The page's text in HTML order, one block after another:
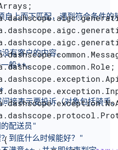
上而下匹配，遇到符合条件的
有客户的内容。
般**。
接表示要投诉（对象包括骑手
配送员"
到底什么时候能好？"